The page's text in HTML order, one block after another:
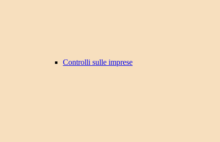
Controlli sulle imprese